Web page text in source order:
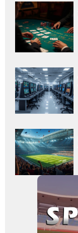
Adaugă
aici textul
pentru
subtitlu
Adaugă
aici textul
pentru
subtitlu
Adaugă
aici textul
pentru
subtitlu